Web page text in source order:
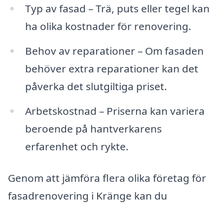
Typ av fasad – Trä, puts eller tegel kan
ha olika kostnader för renovering.
Behov av reparationer – Om fasaden
behöver extra reparationer kan det
påverka det slutgiltiga priset.
Arbetskostnad – Priserna kan variera
beroende på hantverkarens
erfarenhet och rykte.
Genom att jämföra flera olika företag för
fasadrenovering i Kränge kan du